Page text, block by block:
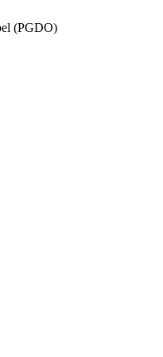
(PGDO)